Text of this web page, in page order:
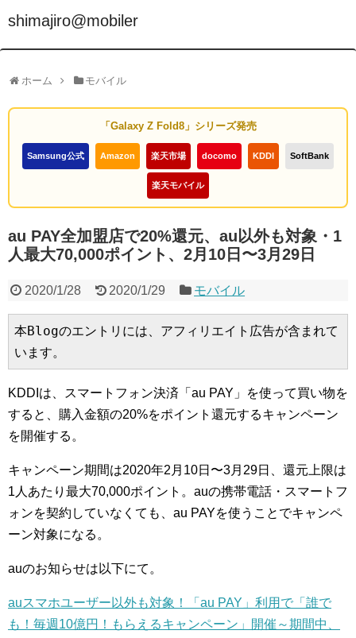
shimajiro@mobiler
ホーム モバイル
「Galaxy Z Fold8」シリーズ発売
Samsung公式 Amazon 楽天市場 docomo KDDI SoftBank
楽天モバイル
au PAY全加盟店で20%還元、au以外も対象・1
人最大70,000ポイント、2月10日〜3月29日
2020/1/28 2020/1/29 モバイル
本Blogのエントリには、アフィリエイト広告が含まれて
います。
KDDIは、スマートフォン決済「au PAY」を使って買い物を
すると、購入金額の20%をポイント還元するキャンペーン
を開催する。
キャンペーン期間は2020年2月10日〜3月29日、還元上限は
1人あたり最大70,000ポイント。auの携帯電話・スマートフ
ォンを契約していなくても、au PAYを使うことでキャンペ
ーン対象になる。
auのお知らせは以下にて。
auスマホユーザー以外も対象！「au PAY」利用で「誰で
も！毎週10億円！もらえるキャンペーン」開催～期間中、